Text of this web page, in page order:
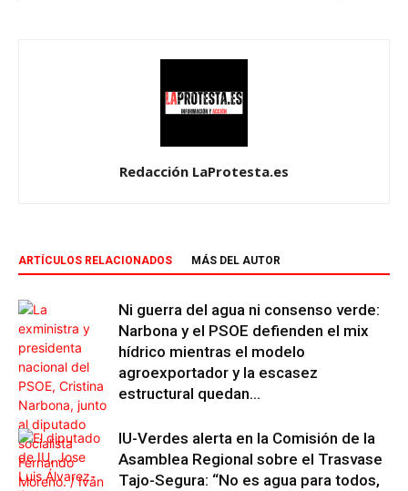
Redacción LaProtesta.es
ARTÍCULOS RELACIONADOS MÁS DEL AUTOR
Ni guerra del agua ni consenso verde:
Narbona y el PSOE defienden el mix
hídrico mientras el modelo
agroexportador y la escasez
estructural quedan...
IU-Verdes alerta en la Comisión de la
Asamblea Regional sobre el Trasvase
Tajo-Segura: “No es agua para todos,